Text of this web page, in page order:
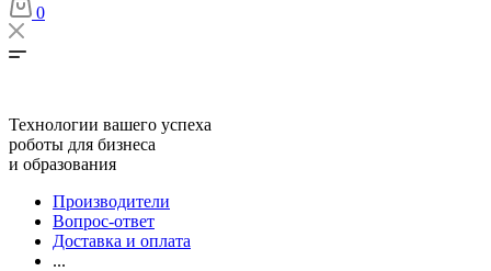
0
Технологии вашего успеха
роботы для бизнеса
и образования
Производители
Вопрос-ответ
Доставка и оплата
...